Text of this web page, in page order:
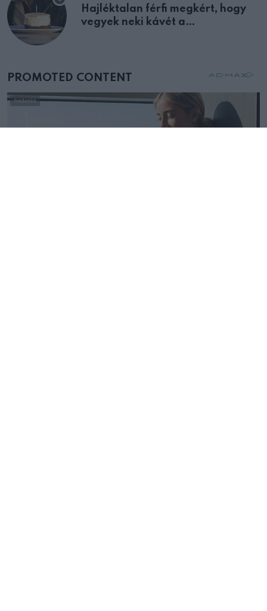
Hajléktalan férfi megkért, hogy
vegyek neki kávét a